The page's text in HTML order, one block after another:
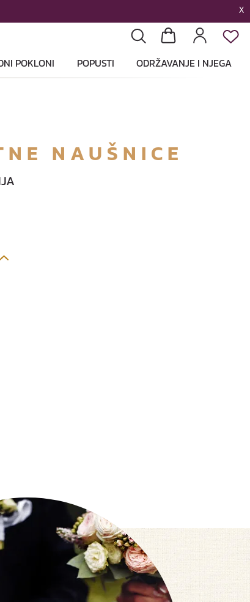
X
POKLONI POPUSTI ODRŽAVANJE I NJEGA
NAUŠNICE